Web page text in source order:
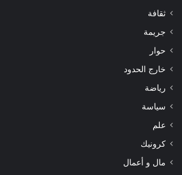
ثقافة
جريمة
حوار
خارج الحدود
رياضة
سياسة
علم
كرونيك
مال و أعمال